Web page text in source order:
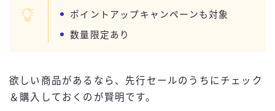
ポイントアップキャンペーンも対象
数量限定あり
欲しい商品があるなら、先行セールのうちにチェック
＆購入しておくのが賢明です。